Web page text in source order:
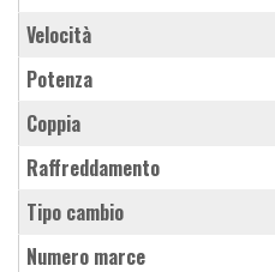
Velocità
Potenza
Coppia
Raffreddamento
Tipo cambio
Numero marce